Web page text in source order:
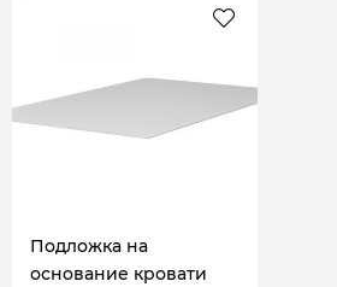
Подложка на
основание кровати